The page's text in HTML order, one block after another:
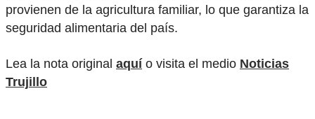
provienen de la agricultura familiar, lo que garantiza la
seguridad alimentaria del país.
Lea la nota original aquío visita el medio Noticias
Trujillo